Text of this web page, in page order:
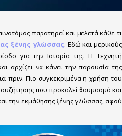
παρατηρεί και μελετά κάθε τι
ξένης γλώσσας. Εδώ και μερικούς
για την Ιστορία της. Η Τεχνητή
αρχίζει να κάνει την παρουσία της
πριν. Πιο συγκεκριμένα η χρήση του
συζήτησης που προκαλεί θαυμασμό και
την εκμάθησης ξένης γλώσσας, αφού